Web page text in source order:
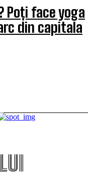
Poți face yoga
din capitala